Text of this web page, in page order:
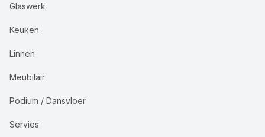
Glaswerk
Keuken
Linnen
Meubilair
Podium / Dansvloer
Servies